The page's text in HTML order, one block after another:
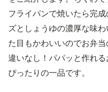
フライパンで焼いたら完
ズとしょうゆの濃厚な味
た目もかわいいのでお弁
違いなし！パパッと作れ
ぴったりの一品です。